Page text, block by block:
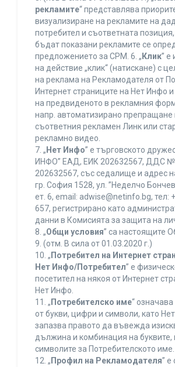
рекламите“ представлява
визуализиране на рекламите на
потребител и съответната
бъдат показани рекламите се
предложението за CPM. 6. „ Клик” е
на действие „клик“ (натискане) с
на реклама на Рекламодателя от
Интернет страниците на Нет Инфо
на предвиденото в рекламния
напр. автоматизирано препращане
съответния рекламен Линк или
рекламно видео.
7. „ Нет Инфо” е търговското
ИНФО” ЕАД, ЕИК 202632567, ДДС №
202632567, със седалище и адрес
гр. София 1528, ул. ”Неделчо
ет. 6, еmail: adwise@netinfo.bg, тел:
657, регистрирано като
данни в Комисията за защита на
8. „Общи условия” са настоящите
9. (отм. В сила от 01.03.2020 г.)
10. „ Потребител на Интернет
Нет Инфо/Потребител” е
посетител на някоя от Интернет
Нет Инфо.
11. „ Потребителско име“
от букви, цифри и символи, като
запазва правото да въвежда
дължина и комбинация на буквите,
символите за Потребителското име.
12. „ Профил на Рекламодателя” е